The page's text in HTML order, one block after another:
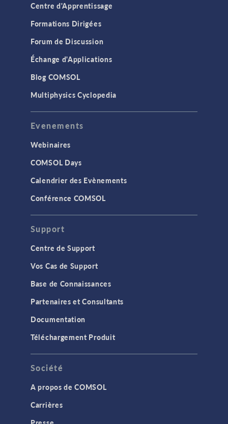
Centre d'Apprentissage
Formations Dirigées
Forum de Discussion
Échange d'Applications
Blog COMSOL
Multiphysics Cyclopedia
Evenements
Webinaires
COMSOL Days
Calendrier des Evènements
Conférence COMSOL
Support
Centre de Support
Vos Cas de Support
Base de Connaissances
Partenaires et Consultants
Documentation
Téléchargement Produit
Société
A propos de COMSOL
Carrières